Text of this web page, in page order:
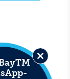
Close
this